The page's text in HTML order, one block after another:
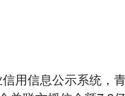
用信息公示系统，